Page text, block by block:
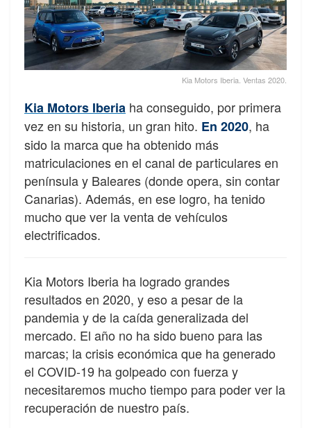
Kia Motors Iberia. Ventas 2020.
Kia Motors Iberia ha conseguido, por primera
vez en su historia, un gran hito. En 2020, ha
sido la marca que ha obtenido más
matriculaciones en el canal de particulares en
península y Baleares (donde opera, sin contar
Canarias). Además, en ese logro, ha tenido
mucho que ver la venta de vehículos
electrificados.
Kia Motors Iberia ha logrado grandes
resultados en 2020, y eso a pesar de la
pandemia y de la caída generalizada del
mercado. El año no ha sido bueno para las
marcas; la crisis económica que ha generado
el COVID-19 ha golpeado con fuerza y
necesitaremos mucho tiempo para poder ver la
recuperación de nuestro país.